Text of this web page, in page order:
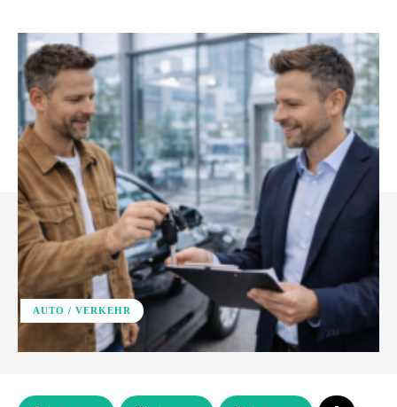
AUTO / VERKEHR